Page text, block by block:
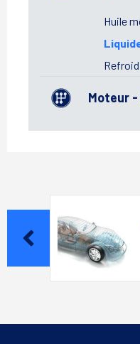
Huile
Moteur